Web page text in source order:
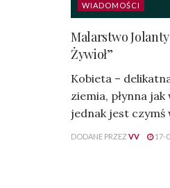
WIADOMOŚCI
Malarstwo
Żywioł”
Kobieta –
ziemia, płynna
jednak jest czymś
DODANE PRZEZVV 17-